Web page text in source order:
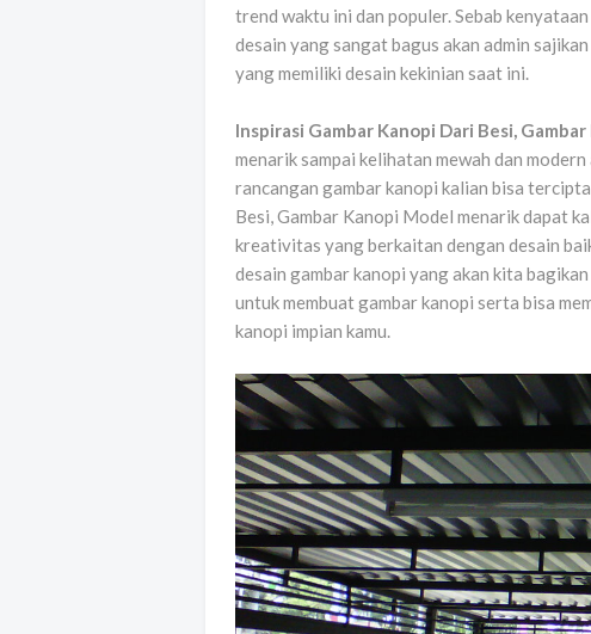
trend waktu ini dan populer. Sebab
desain yang sangat bagus akan admin
yang memiliki desain kekinian saat ini.
Inspirasi Gambar Kanopi Dari Besi, Gambar
menarik sampai kelihatan mewah dan
rancangan gambar kanopi kalian bisa
Besi, Gambar Kanopi Model menarik dapat
kreativitas yang berkaitan dengan desain
desain gambar kanopi yang akan kita
untuk membuat gambar kanopi serta bisa
kanopi impian kamu.